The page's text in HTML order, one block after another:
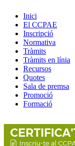
Inici
El CCPAE
Inscripció
Normativa
Tràmits
Tràmits en línia
Recursos
Quotes
Sala de premsa
Promoció
Formació